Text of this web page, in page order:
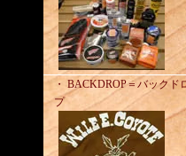
・ BACKDROP＝バックド
プ